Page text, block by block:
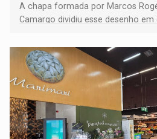
A chapa formada por Marcos
Camargo dividiu esse desenho